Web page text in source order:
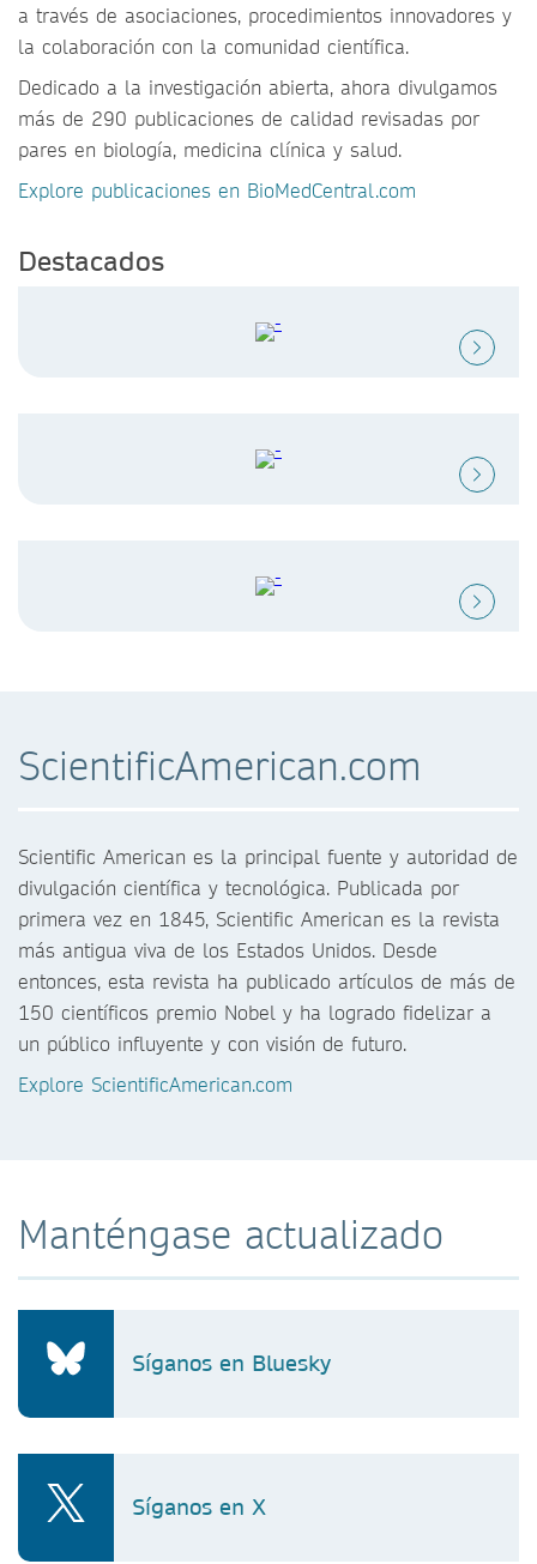
a través de asociaciones, procedimientos innovadores y
la colaboración con la comunidad científica.
Dedicado a la investigación abierta, ahora divulgamos
más de 290 publicaciones de calidad revisadas por
pares en biología, medicina clínica y salud.
Explore publicaciones en BioMedCentral.com
Destacados
ScientificAmerican.com
Scientific American es la principal fuente y autoridad de
divulgación científica y tecnológica. Publicada por
primera vez en 1845, Scientific American es la revista
más antigua viva de los Estados Unidos. Desde
entonces, esta revista ha publicado artículos de más de
150 científicos premio Nobel y ha logrado fidelizar a
un público influyente y con visión de futuro.
Explore ScientificAmerican.com
Manténgase actualizado
Síganos en Bluesky
Síganos en X